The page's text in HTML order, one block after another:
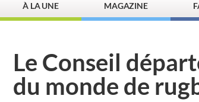
À LA UNE MAGAZINE
Le Conseil
du monde de